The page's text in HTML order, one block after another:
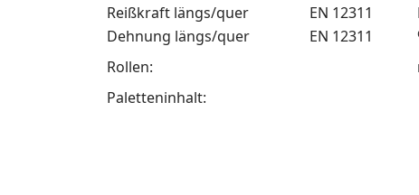
Reißkraft längs/quer
EN 12311
Dehnung längs/quer
EN 12311
Rollen:
Paletteninhalt: